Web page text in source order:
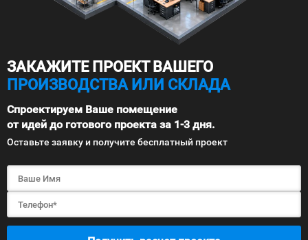
ЗАКАЖИТЕ ПРОЕКТ ВАШЕГО
ПРОИЗВОДСТВА ИЛИ СКЛАДА
Спроектируем Ваше помещение
от идей до готового проекта за 1-3 дня.
Оставьте заявку и получите бесплатный проект